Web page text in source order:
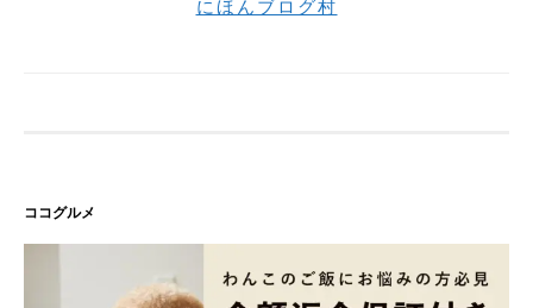
にほんブログ村
ココグルメ